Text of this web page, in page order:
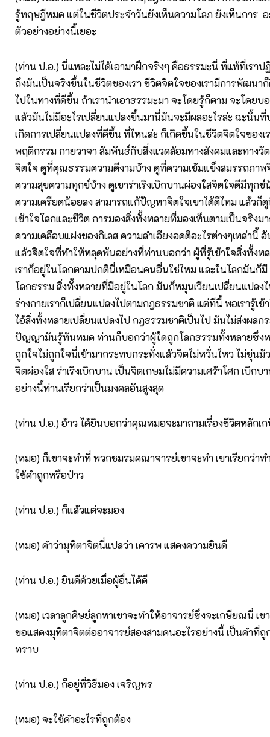
รู้ทฤษฎีหมด แต่ในชีวิตประจำวันยังเห็นความโลภ ยังเห็นการ อ
ตัวอย่างอย่างนี้เยอะ
(ท่าน ป.อ.) นี่แหละไม่ได้เอามาฝึกจริงๆ คือธรรมะนี่ ที่แท้ที่เรา
ถึงมันเป็นจริงขึ้นในชีวิตของเรา ชีวิตจิตใจของเรามีการพัฒนา
ไปในทางที่ดีขึ้น ถ้าเรานำเอาธรรมะมา จะโดยรู้ก็ตาม จะโดย
แล้วมันไม่มีอะไรเปลี่ยนแปลงขึ้นมานี่มันจะมีผลอะไรล่ะ ฉะนั้น
เกิดการเปลี่ยนแปลงที่ดีขึ้น ที่ไหนล่ะ ก็เกิดขึ้นในชีวิตจิตใจของ
พฤติกรรม กายวาจา สัมพันธ์กับสิ่งแวดล้อมทางสังคมและทางวั
จิตใจ ดูที่คุณธรรมความดีงามบ้าง ดูที่ความเข้มแข็งสมรรถภาพ
ความสุขความทุกข์บ้าง ดูเขาร่าเริงเบิกบานผ่องใสจิตใจดีมีทุกข์
ความเครียดน้อยลง สามารถแก้ปัญหาจิตใจเขาได้ดีไหม แล้ว
เข้าใจโลกและชีวิต การมองสิ่งทั้งหลายที่มองเห็นตามเป็นจริงม
ความเคลือบแฝงของกิเลส ความลำเอียงอคติอะไรต่างๆเหล่านี้
แล้วจิตใจที่ทำให้หลุดพ้นอย่างที่ท่านบอกว่า ผู้ที่รู้เข้าใจสิ่งทั้งห
เราก็อยู่ในโลกตามปกตินี่เหมือนคนอื่นใช่ไหม และในโลกมันก็มี
โลกธรรม สิ่งทั้งหลายที่มีอยู่ในโลก มันก็หมุนเวียนเปลี่ยนแปลง
ร่างกายเราก็เปลี่ยนแปลงไปตามกฎธรรมชาติ แต่ทีนี้ พอเรารู้เข้
ไอ้สิ่งทั้งหลายเปลี่ยนแปลงไป กฎธรรมชาติเป็นไป มันไม่ส่งผลก
ปัญญามันรู้ทันหมด ท่านก็บอกว่าผู้ใดถูกโลกธรรมทั้งหลายซึ่ง
ถูกใจไม่ถูกใจนี่เข้ามากระทบกระทั่งแล้วจิตไม่หวั่นไหว ไม่ขุ่นมั
จิตผ่องใส ร่าเริงเบิกบาน เป็นจิตเกษมไม่มีความเศร้าโศก เบิกบ
อย่างนี้ท่านเรียกว่าเป็นมงคลอันสูงสุด
(ท่าน ป.อ.) อ้าว ได้ยินบอกว่าคุณหมอจะมาถามเรื่องชีวิตหลักเ
(หมอ) ก็เขาจะทำที่ พวกชมรมคณาจารย์เขาจะทำ เขาเรียกว่า
ใช้คำถูกหรือป่าว
(ท่าน ป.อ.) ก็แล้วแต่จะมอง
(หมอ) คำว่ามุทิตาจิตนี่แปลว่า เคารพ แสดงความยินดี
(ท่าน ป.อ.) ยินดีด้วยเมื่อผู้อื่นได้ดี
(หมอ) เวลาลูกศิษย์ลูกหาเขาจะทำให้อาจารย์ซึ่งจะเกษียณนี่ เข
ขอแสดงมุทิตาจิตต่ออาจารย์สองสามคนอะไรอย่างนี้ เป็นคำที่ถู
ทราบ
(ท่าน ป.อ.) ก็อยู่ที่วิธีมอง เจริญพร
(หมอ) จะใช้คำอะไรที่ถูกต้อง